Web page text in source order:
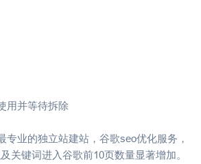
用并等待拆除
专业的独立站建站，谷歌seo优化服务，
关键词进入谷歌前10页数量显著增加。